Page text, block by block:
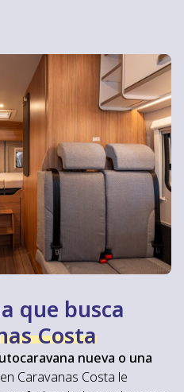
que busca
Costa
nueva o una
Caravanas Costa le